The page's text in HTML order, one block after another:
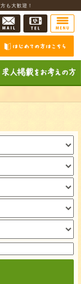
も大歓迎！